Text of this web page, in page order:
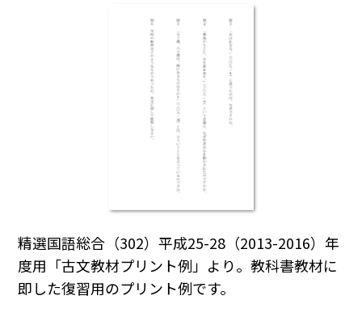
精選国語総合（302）平成25-28（2013-2016）年
度用「古文教材プリント例」より。教科書教材に
即した復習用のプリント例です。